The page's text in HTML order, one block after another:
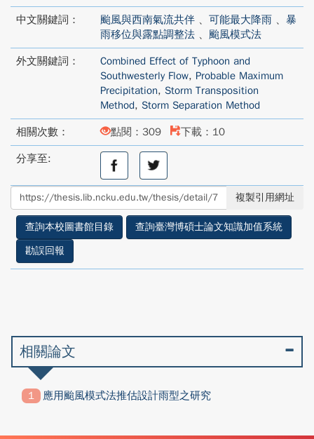
中文關鍵詞： 颱風與西南氣流共伴 、 可能最大降雨 、 暴
雨移位與露點調整法 、 颱風模式法
外文關鍵詞：
Combined Effect of Typhoon and
Southwesterly Flow, Probable Maximum
Precipitation, Storm Transposition
Method, Storm Separation Method
相關次數： 點閱：309 下載：10
分享至:
分
至
facebook
分
享
至
twitter
複製引用網址
查詢本校圖書館目錄
查詢臺灣博碩士論文知識加值系統
勘誤回報
相關論文
應用颱風模式法推估設計雨型之研究